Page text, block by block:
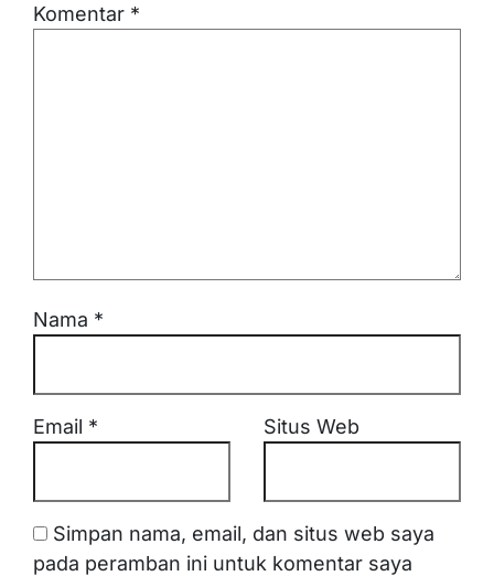
Komentar *
Nama *
Email * Situs Web
Simpan nama, email, dan situs web saya
pada peramban ini untuk komentar saya